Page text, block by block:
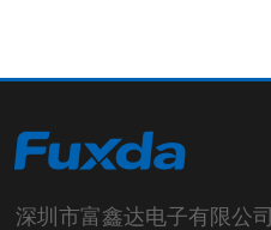
深圳市富鑫达电子有限公司